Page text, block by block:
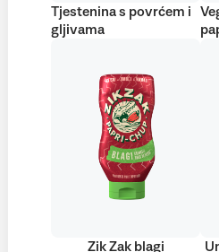
Tjestenina s povrćem i
gljivama
Zik Zak blagi